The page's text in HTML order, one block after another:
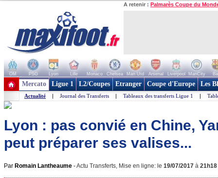
A retenir : Palmarès Coupe du
OM PSG Lyon Lille Monaco Chelsea Man Utd Arsenal Liverpool ManCity
+ de clubs
Mercato Ligue 1 L2/Coupes Etranger Coupe d'Europe Les
Actualité | Journal des Transferts | Tableaux des transferts Ligue 1 |
Lyon : pas convié en Chine,
peut préparer ses valises...
Par Romain Lantheaume -Actu Transferts, Mise en ligne: le 19/07/2017 à 21h18